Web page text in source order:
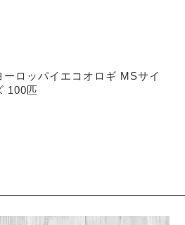
ーロッパイエコオロギ MSサイ
100匹